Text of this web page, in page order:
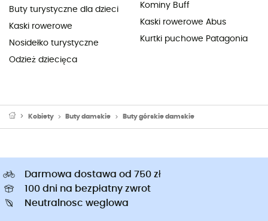
Buty turystyczne dla dzieci
Kaski rowerowe
Nosidełko turystyczne
Odzież dziecięca
Kominy Buff
Kaski rowerowe Abus
Kurtki puchowe Patagonia
Kobiety Buty damskie Buty górskie damskie
Darmowa dostawa od 750 zł
100 dni na bezpłatny zwrot
Neutralnosc weglowa